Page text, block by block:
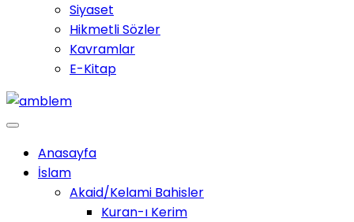
Siyaset
Hikmetli Sözler
Kavramlar
E-Kitap
Anasayfa
İslam
Akaid/Kelami Bahisler
Kuran-ı Kerim